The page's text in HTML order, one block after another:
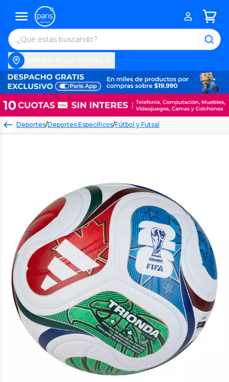
Deportes/Deportes Específicos/Fútbol y Futsal